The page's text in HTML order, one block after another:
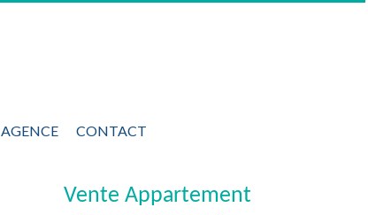
AGENCE CONTACT
Vente Appartement